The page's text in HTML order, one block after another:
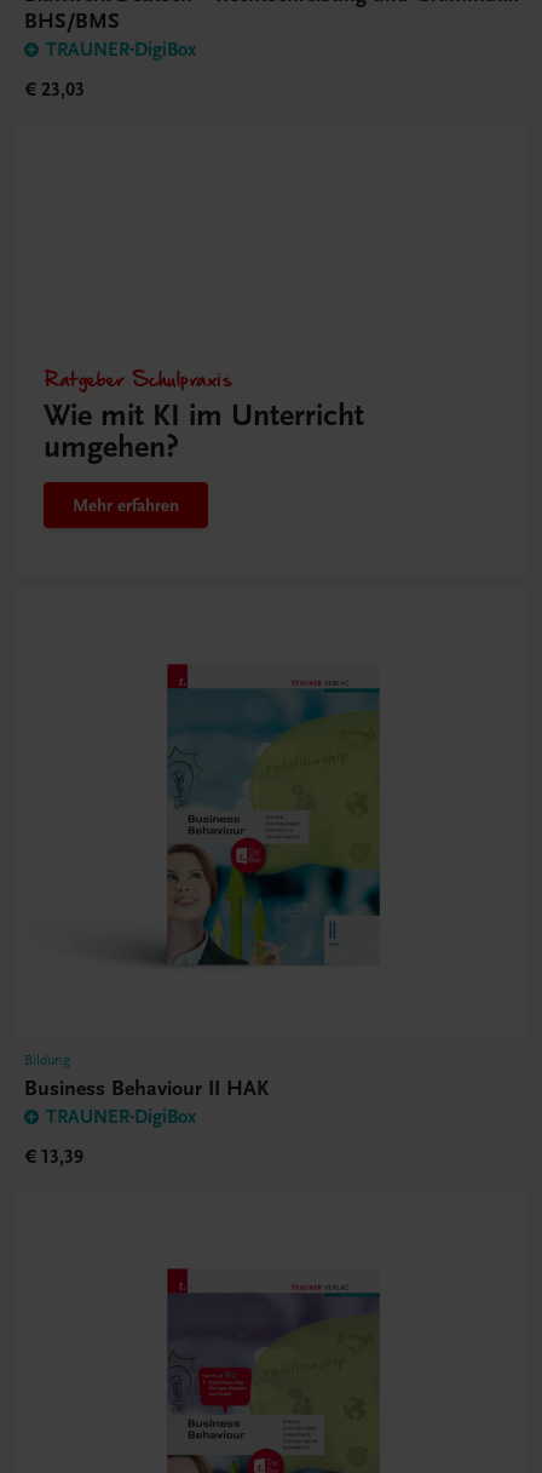
BHS/BMS
TRAUNER-DigiBox
€ 23,03
Ratgeber Schulpraxis
Wie mit KI im Unterricht
umgehen?
Mehr erfahren
Bildung
Business Behaviour II HAK
TRAUNER-DigiBox
€ 13,39